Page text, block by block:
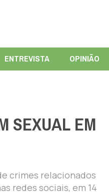
ENTREVISTA OPINIÃO
SEXUAL EM
crimes relacionados
redes sociais, em 14